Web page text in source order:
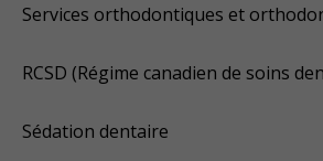
Services orthodontiques et
RCSD (Régime canadien de soins
Sédation dentaire